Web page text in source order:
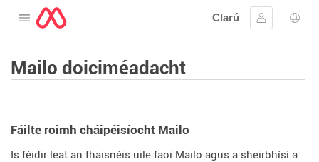
Oscail an roghchlár
Clarú
Sínigh
Mailo doiciméadacht
Fáilte roimh cháipéisíocht Mailo
Is féidir leat an fhaisnéis uile faoi Mailo agus a sheirbhísí a